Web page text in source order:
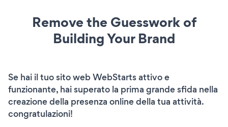
Remove the Guesswork of
Building Your Brand
Se hai il tuo sito web WebStarts attivo e
funzionante, hai superato la prima grande sfida nella
creazione della presenza online della tua attività.
congratulazioni!